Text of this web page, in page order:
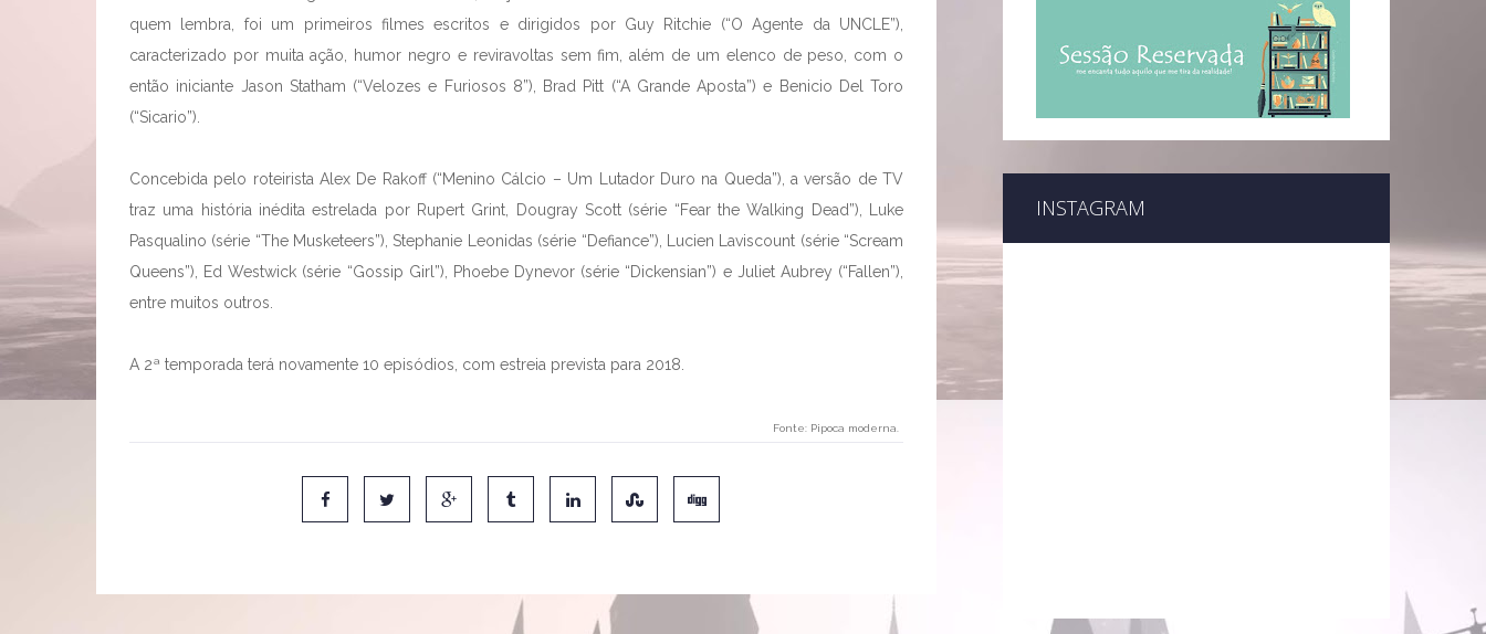
quem lembra, foi um primeiros filmes escritos e dirigidos por Guy Ritchie (“O Agente da UNCLE”),
caracterizado por muita ação, humor negro e reviravoltas sem fim, além de um elenco de peso, com o
então iniciante Jason Statham (“Velozes e Furiosos 8”), Brad Pitt (“A Grande Aposta”) e Benicio Del Toro
(“Sicario”).
Concebida pelo roteirista Alex De Rakoff (“Menino Cálcio – Um Lutador Duro na Queda”), a versão de TV
traz uma história inédita estrelada por Rupert Grint, Dougray Scott (série “Fear the Walking Dead”), Luke
Pasqualino (série “The Musketeers”), Stephanie Leonidas (série “Defiance”), Lucien Laviscount (série “Scream
Queens”), Ed Westwick (série “Gossip Girl”), Phoebe Dynevor (série “Dickensian”) e Juliet Aubrey (“Fallen”),
entre muitos outros.
A 2ª temporada terá novamente 10 episódios, com estreia prevista para 2018.
Fonte: Pipoca moderna.
INSTAGRAM